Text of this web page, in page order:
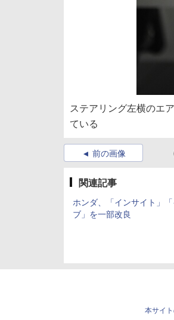
ステアリング左横のエ
ている
前の画像
関連記事
ホンダ、「インサイト」
ブ」を一部改良
本サイ